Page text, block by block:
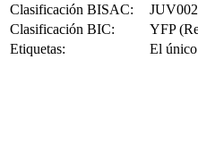
Clasificación BISAC:
Clasificación BIC:
YFP
Etiquetas:
El